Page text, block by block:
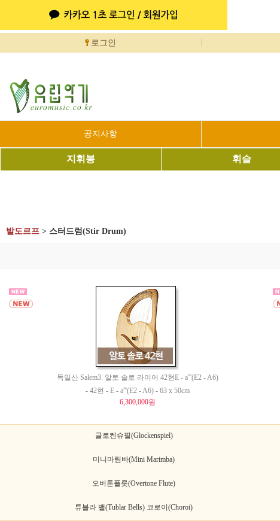
로그인
공지사항
지휘봉 휘슬
발도르프 > 스터드럼(Stir Drum)
독일산 Salem3. 알토 솔로 라이어 42현E - a'''(E2 - A6)
- 42현 - E - a'''(E2 - A6) - 63 x 50cm
6,300,000원
글로켄슈필(Glockenspiel)
미니마림바(Mini Marimba)
오버톤플릇(Overtone Flute)
튜블라 밸(Tublar Bells) 코로이(Choroi)